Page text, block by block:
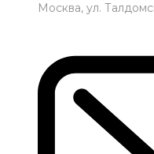
Москва, ул.